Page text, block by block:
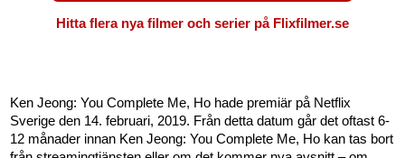
Hitta flera nya filmer och serier på Flixfilmer.se
Ken Jeong: You Complete Me, Ho hade premiär på Netflix
Sverige den 14. februari, 2019. Från detta datum går det oftast 6-
12 månader innan Ken Jeong: You Complete Me, Ho kan tas bort